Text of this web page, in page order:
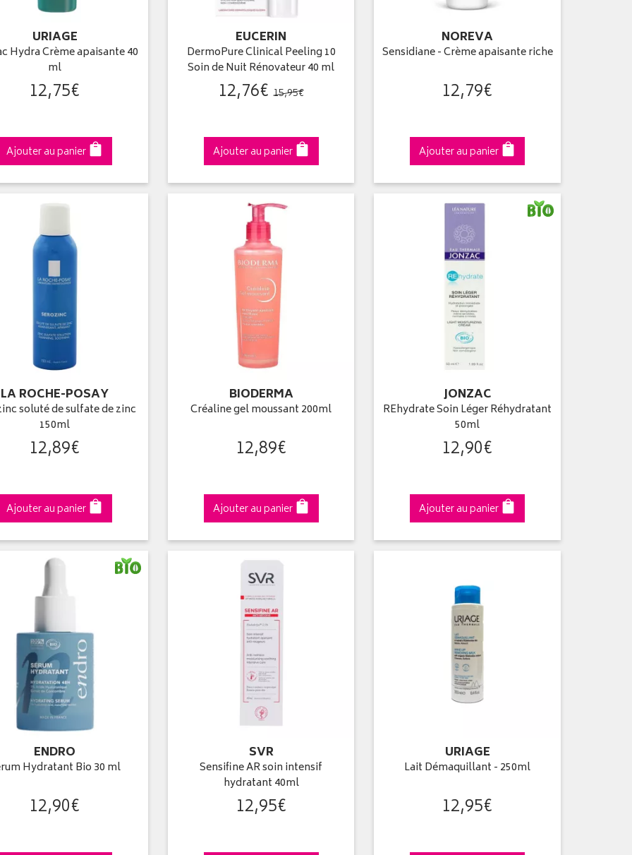
URIAGE
Hydra Crème apaisante 40
ml
12,75€
Ajouter au panier
EUCERIN
DermoPure Clinical Peeling 10
Soin de Nuit Rénovateur 40 ml
12,76€ 15,95€
Ajouter au panier
NOREVA
Sensidiane - Crème apaisante riche
12,79€
Ajouter au panier
LA ROCHE-POSAY
soluté de sulfate de zinc
150ml
12,89€
Ajouter au panier
BIODERMA
Créaline gel moussant 200ml
12,89€
Ajouter au panier
JONZAC
REhydrate Soin Léger Réhydratant
50ml
12,90€
Ajouter au panier
ENDRO
Hydratant Bio 30 ml
12,90€
SVR
Sensifine AR soin intensif
hydratant 40ml
12,95€
URIAGE
Lait Démaquillant - 250ml
12,95€